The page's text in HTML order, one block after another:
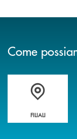
Come
Trova la filiale più
FILIALI